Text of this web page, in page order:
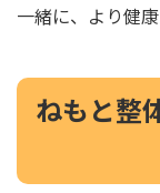
一緒に、より健
ねもと整